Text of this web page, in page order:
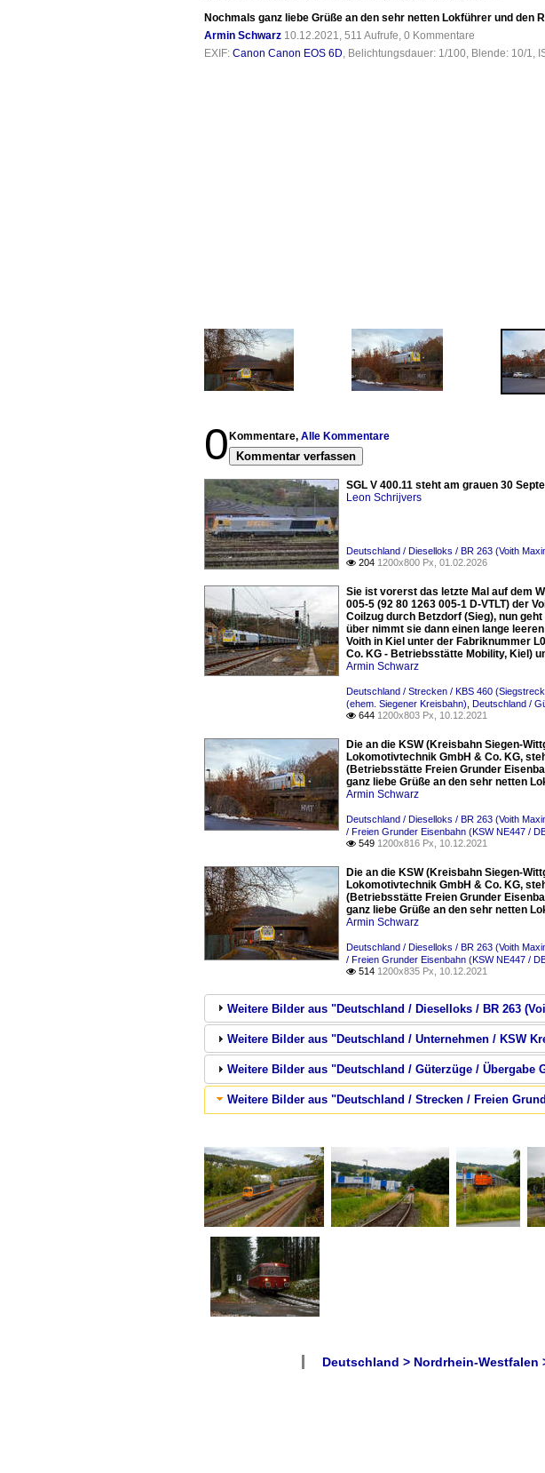
Nochmals ganz liebe Grüße an den sehr netten Lokführer und den
Armin Schwarz 10.12.2021, 511 Aufrufe, 0 Kommentare
EXIF: Canon Canon EOS 6D, Belichtungsdauer: 1/100, Blende: 10/1,
0 Kommentare, Alle Kommentare
Kommentar verfassen
SGL V 400.11 steht am grauen 30
Leon Schrijvers
Deutschland / Dieselloks / BR 263 (Voith
 204 1200x800 Px, 01.02.2026
Sie ist vorerst das letzte Mal auf dem
005-5 (92 80 1263 005-1 D-VTLT) der
Coilzug durch Betzdorf (Sieg), nun
über nimmt sie dann einen lange
Voith in Kiel unter der Fabriknummer
Co. KG - Betriebsstätte Mobility, Kiel)
Armin Schwarz
Deutschland / Strecken / KBS 460
(ehem. Siegener Kreisbahn) Deutschland /
 644 1200x803 Px, 10.12.2021
Die an die KSW (Kreisbahn Siegen-
Lokomotivtechnik GmbH & Co. KG,
(Betriebsstätte Freien Grunder
ganz liebe Grüße an den sehr netten
Armin Schwarz
Deutschland / Dieselloks / BR 263 (Voith
/ Freien Grunder Eisenbahn (KSW NE447 /
 549 1200x816 Px, 10.12.2021
Die an die KSW (Kreisbahn Siegen-
Lokomotivtechnik GmbH & Co. KG,
(Betriebsstätte Freien Grunder
ganz liebe Grüße an den sehr netten
Armin Schwarz
Deutschland / Dieselloks / BR 263 (Voith
/ Freien Grunder Eisenbahn (KSW NE447 /
 514 1200x835 Px, 10.12.2021
Weitere Bilder aus "Deutschland / Dieselloks / BR 263
Weitere Bilder aus "Deutschland / Unternehmen / KSW
Weitere Bilder aus "Deutschland / Güterzüge / Übergabe
Weitere Bilder aus "Deutschland / Strecken / Freien
Deutschland > Nordrhein-Westfalen